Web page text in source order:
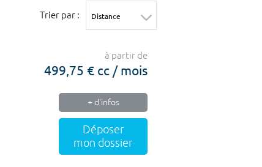
Trier par :
à partir de
499,75 € cc / mois
+ d'infos
Déposer
mon dossier